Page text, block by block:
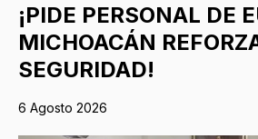
¡PIDE PERSONAL DE
MICHOACÁN
SEGURIDAD!
6 Agosto 2026